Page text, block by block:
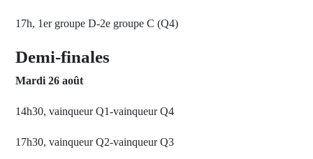
17h, 1er groupe D-2e groupe C (Q4)
Demi-finales
Mardi 26 août
14h30, vainqueur Q1-vainqueur Q4
17h30, vainqueur Q2-vainqueur Q3